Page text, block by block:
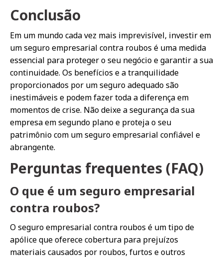
Conclusão
Em um mundo cada vez mais imprevisível, investir em
um seguro empresarial contra roubos é uma medida
essencial para proteger o seu negócio e garantir a sua
continuidade. Os benefícios e a tranquilidade
proporcionados por um seguro adequado são
inestimáveis e podem fazer toda a diferença em
momentos de crise. Não deixe a segurança da sua
empresa em segundo plano e proteja o seu
patrimônio com um seguro empresarial confiável e
abrangente.
Perguntas frequentes (FAQ)
O que é um seguro empresarial
contra roubos?
O seguro empresarial contra roubos é um tipo de
apólice que oferece cobertura para prejuízos
materiais causados por roubos, furtos e outros